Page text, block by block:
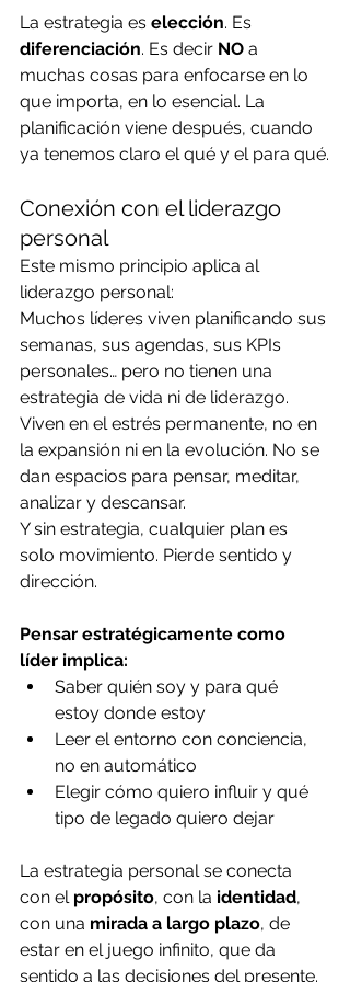
La estrategia es elección. Es
diferenciación. Es decir NO a
muchas cosas para enfocarse en lo
que importa, en lo esencial. La
planificación viene después, cuando
ya tenemos claro el qué y el para qué.
Conexión con el liderazgo
personal
Este mismo principio aplica al
liderazgo personal:
Muchos líderes viven planificando sus
semanas, sus agendas, sus KPIs
personales… pero no tienen una
estrategia de vida ni de liderazgo.
Viven en el estrés permanente, no en
la expansión ni en la evolución. No se
dan espacios para pensar, meditar,
analizar y descansar.
Y sin estrategia, cualquier plan es
solo movimiento. Pierde sentido y
dirección.
Pensar estratégicamente como
líder implica:
Saber quién soy y para qué
estoy donde estoy
Leer el entorno con conciencia,
no en automático
Elegir cómo quiero influir y qué
tipo de legado quiero dejar
La estrategia personal se conecta
con el propósito, con la identidad,
con una mirada a largo plazo, de
estar en el juego infinito, que da
sentido a las decisiones del presente.